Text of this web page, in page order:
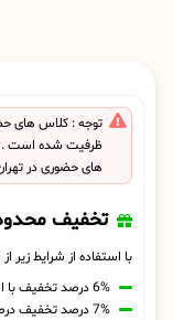
توجه : کلاس های
ظرفیت شده است .
های حضوری در
تخفیف
با استفاده از شرایط زیر از 13 درصد تخفیف بهره مند شوید.
6% درصد تخفیف با استفاده از کد تخفیف 20806
7% درصد تخفیف درصورت پرداخت شهریه با رمزارز